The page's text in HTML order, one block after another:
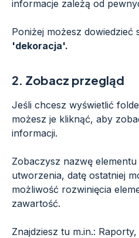
informacje zależą od
Poniżej możesz dowiedzieć
'dekoracja'.
2. Zobacz przegląd
Jeśli chcesz wyświetlić
możesz je kliknąć, aby
informacji.
Zobaczysz nazwę
utworzenia, datę ostatniej
możliwość rozwinięcia
zawartość.
Znajdziesz tu m.in.: